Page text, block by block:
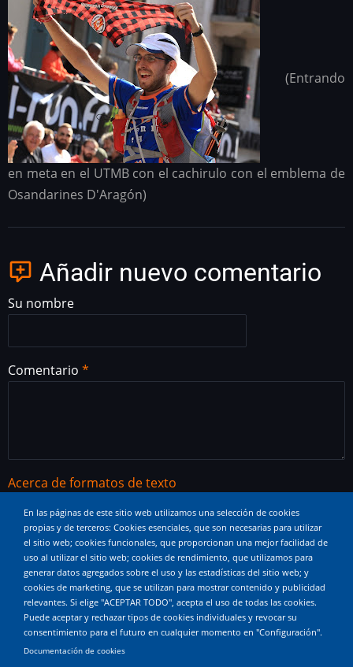
En las páginas de este sitio web utilizamos una selección de cookies
propias y de terceros: Cookies esenciales, que son necesarias para utilizar
el sitio web; cookies funcionales, que proporcionan una mejor facilidad de
uso al utilizar el sitio web; cookies de rendimiento, que utilizamos para
generar datos agregados sobre el uso y las estadísticas del sitio web; y
cookies de marketing, que se utilizan para mostrar contenido y publicidad
relevantes. Si elige "ACEPTAR TODO", acepta el uso de todas las cookies.
Puede aceptar y rechazar tipos de cookies individuales y revocar su
consentimiento para el futuro en cualquier momento en "Configuración".
Documentación de cookies
(Entrando
en meta en el UTMB con el cachirulo con el emblema de
Osandarines D'Aragón)
Añadir nuevo comentario
Su nombre
Comentario
Acerca de formatos de texto
Etiquetas HTML permitidas: <a href hreflang> <em>
<strong> <cite> <blockquote cite> <code> <ul type>
<ol start type> <li> <dl> <dt> <dd> <h2 id> <h3 id> <h4
id> <h5 id> <h6 id>
Saltos automáticos de líneas y de párrafos.
Las direcciones de correos electrónicos y páginas web
se convierten en enlaces automáticamente.